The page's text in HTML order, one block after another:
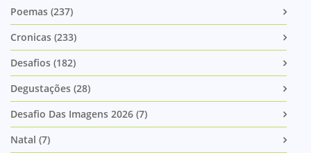
Poemas (237)
Cronicas (233)
Desafios (182)
Degustações (28)
Desafio Das Imagens 2026 (7)
Natal (7)